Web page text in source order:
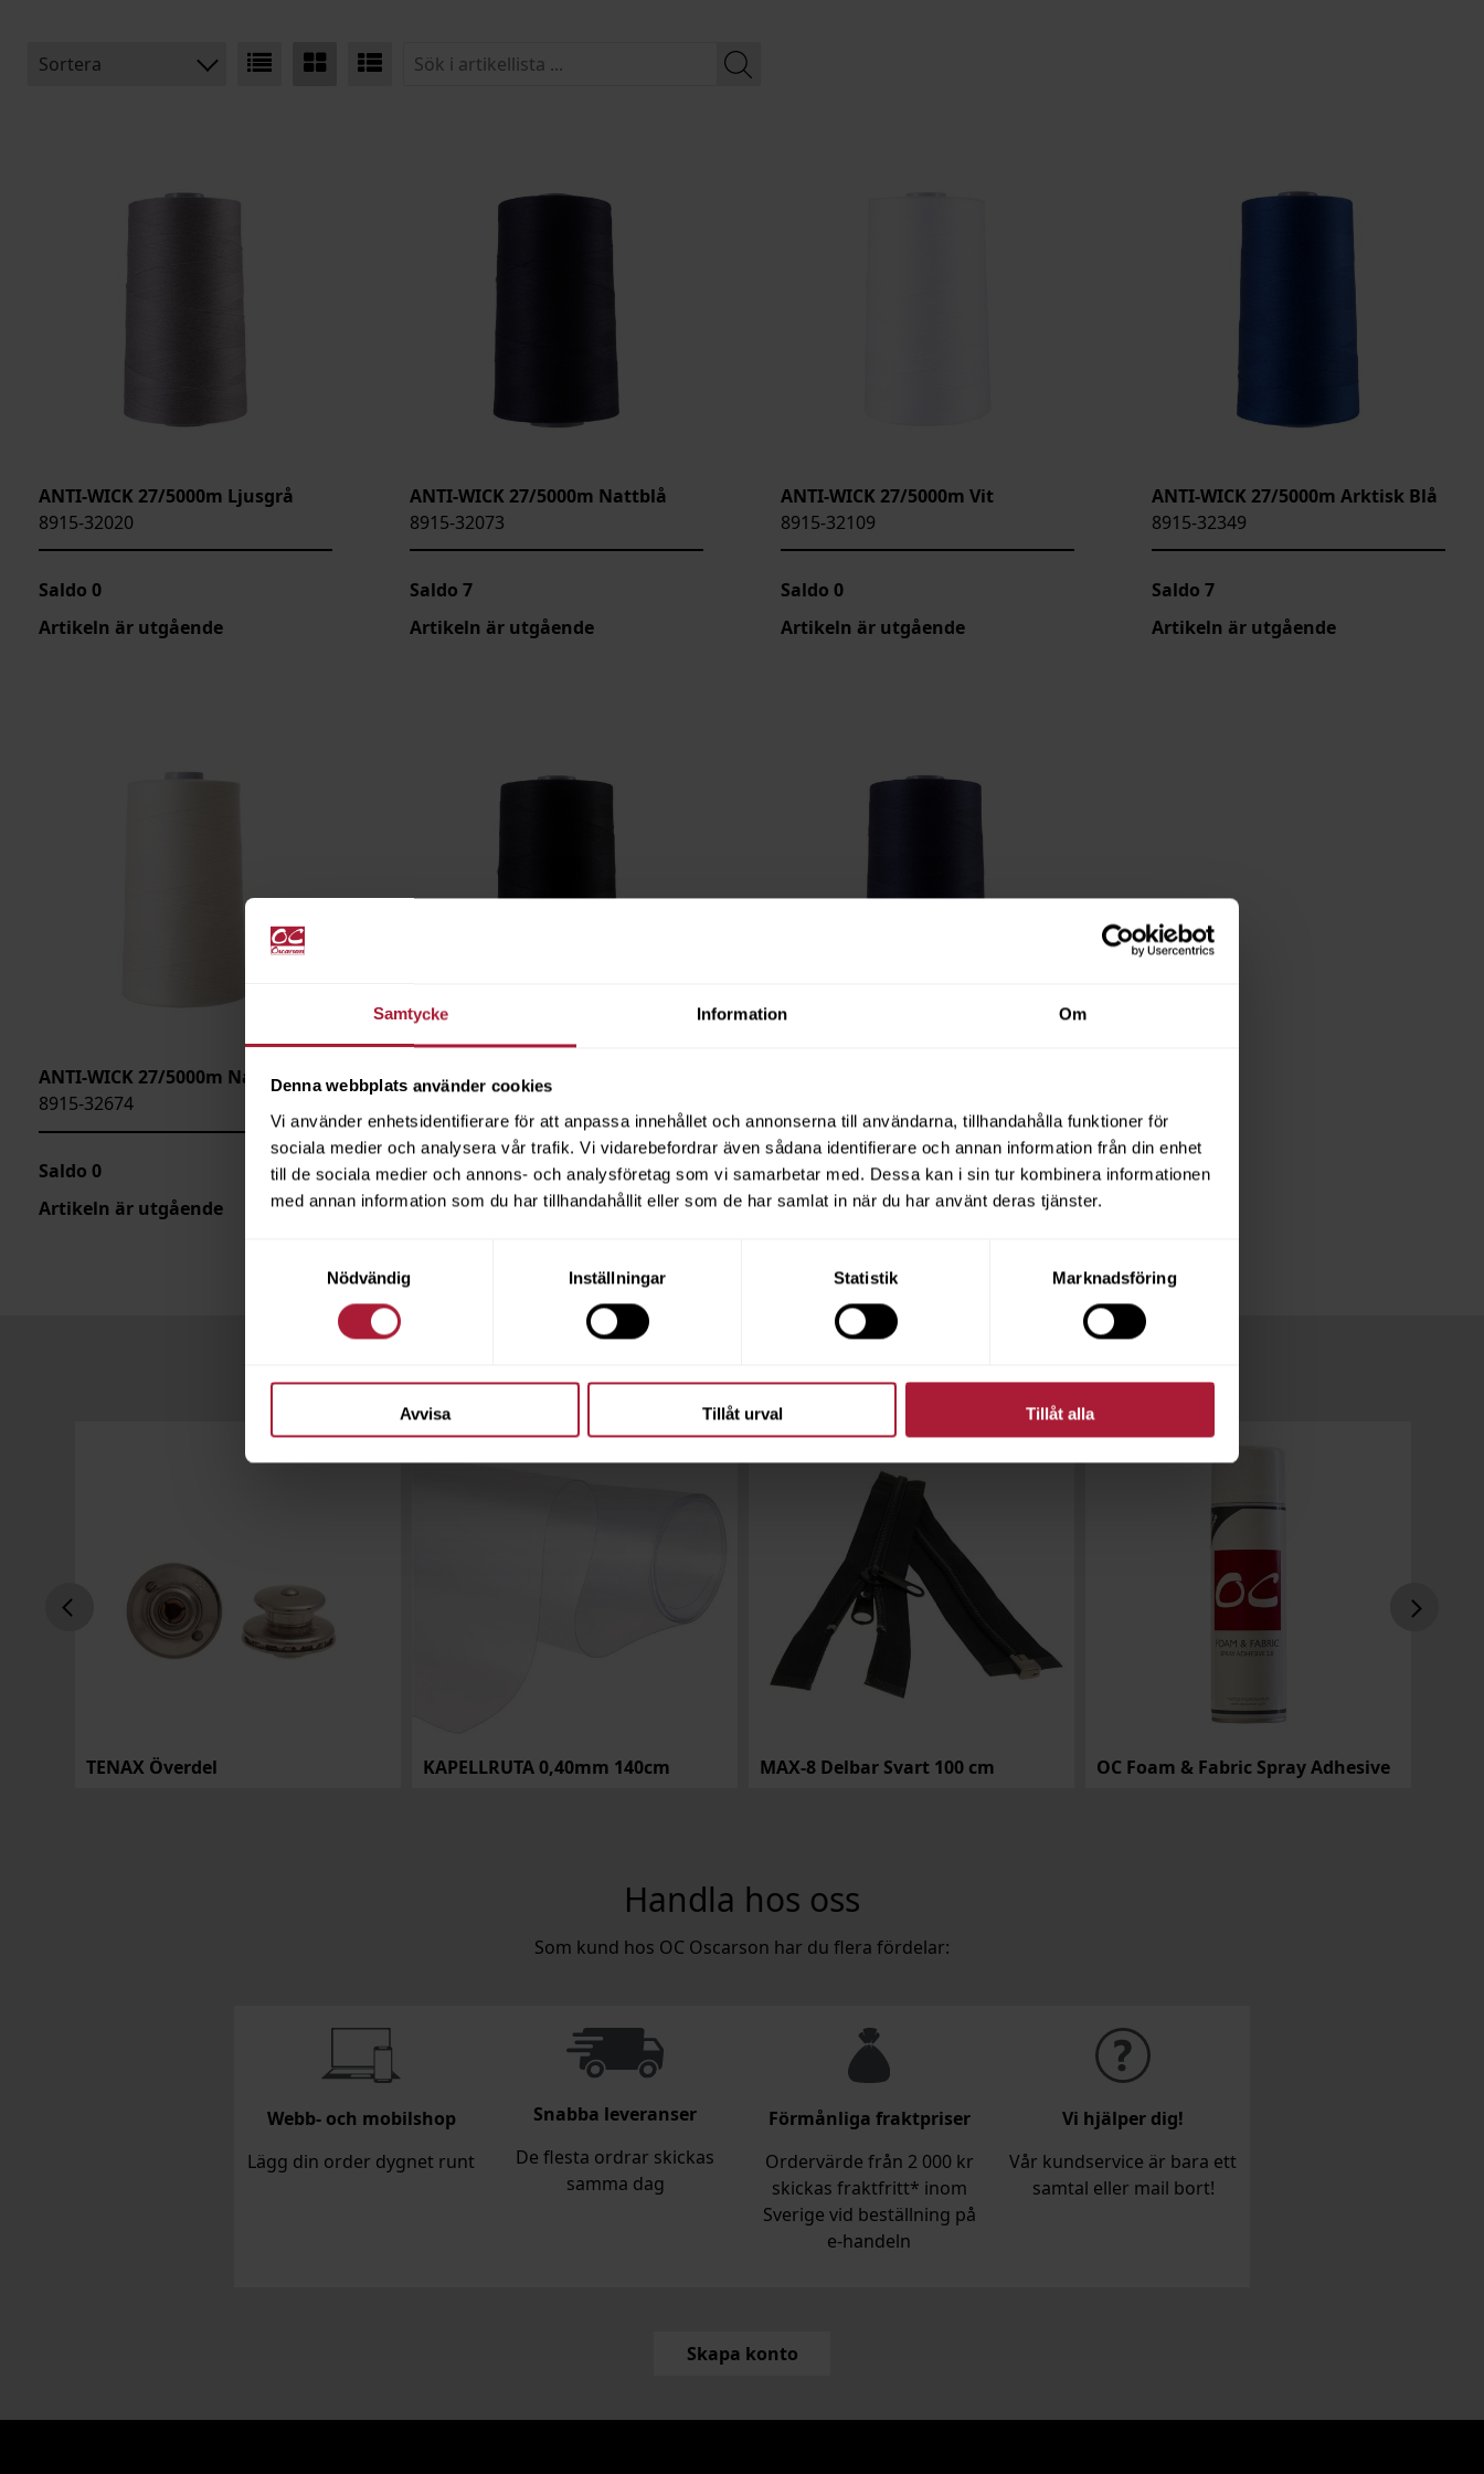
Samtycke Information Om
Denna webbplats använder cookies
Vi använder enhetsidentifierare för att anpassa innehållet och annonserna till användarna, tillhandahålla funktioner för
sociala medier och analysera vår trafik. Vi vidarebefordrar även sådana identifierare och annan information från din enhet
till de sociala medier och annons- och analysföretag som vi samarbetar med. Dessa kan i sin tur kombinera informationen
med annan information som du har tillhandahållit eller som de har samlat in när du har använt deras tjänster.
Nödvändig
Inställningar Statistik Marknadsföring
Avvisa Tillåt urval Tillåt alla
Sortera
ANTI-WICK 27/5000m Ljusgrå
8915-32020
Saldo 0
Artikeln är utgående
ANTI-WICK 27/5000m Nattblå
8915-32073
Saldo 7
Artikeln är utgående
ANTI-WICK 27/5000m Vit
8915-32109
Saldo 0
Artikeln är utgående
ANTI-WICK 27/5000m Arktisk Blå
8915-32349
Saldo 7
Artikeln är utgående
ANTI-WICK 27/5000m Natur
8915-32674
Saldo 0
Artikeln är utgående
ANTI-WICK 27/5000m Svart
Saldo 0
Artikeln är utgående
Saldo0
Artikeln är utgående
TENAX Överdel KAPELLRUTA 0,40mm 140cm MAX-8 Delbar Svart 100 cm OC Foam & Fabric Spray Adhesive
Handla hos oss
Som kund hos OC Oscarson har du flera fördelar:
Webb- och mobilshop
Lägg din order dygnet runt
Snabba leveranser
De flesta ordrar skickas
samma dag
Förmånliga fraktpriser
Ordervärde från 2 000 kr
skickas fraktfritt* inom
Sverige vid beställning på
e‑handeln
Vi hjälper dig!
Vår kundservice är bara ett
samtal eller mail bort!
Skapa konto